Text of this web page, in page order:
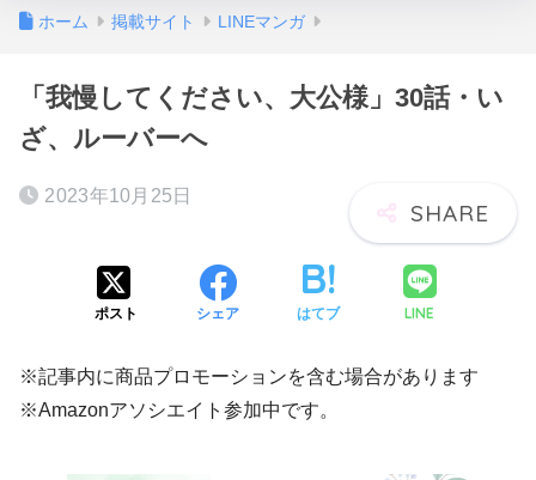
ホーム 掲載サイト LINEマンガ
「我慢してください、大公様」30話・い
ざ、ルーバーへ
2023年10月25日
ポスト シェア はてブ LINE
※記事内に商品プロモーションを含む場合があります
※Amazonアソシエイト参加中です。